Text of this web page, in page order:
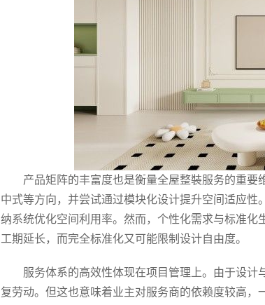
产品矩阵的丰富度也是衡量全屋整裝服务的重
中式等方向，并尝试通过模块化设计提升空间适应
纳系统优化空间利用率。然而，个性化需求与标准
工期延长，而完全标准化又可能限制设计自由度。
服务体系的高效性体现在项目管理上。由于设
复劳动。但这也意味着业主对服务商的依赖度较高